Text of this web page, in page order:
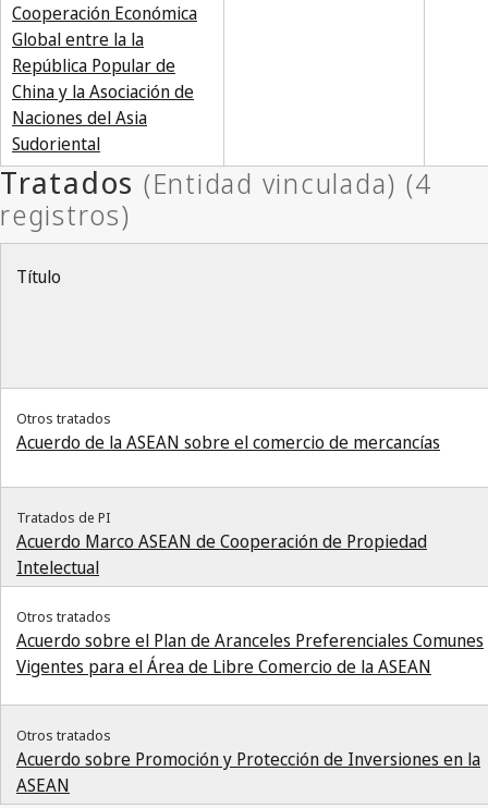
Cooperación Económica
Global entre la la
República Popular de
China y la Asociación de
Naciones del Asia
Sudoriental
Título
Otros tratados
Acuerdo de la ASEAN sobre el comercio de mercancías
Tratados de PI
Acuerdo Marco ASEAN de Cooperación de Propiedad
Intelectual
Otros tratados
Acuerdo sobre el Plan de Aranceles Preferenciales Comunes
Vigentes para el Área de Libre Comercio de la ASEAN
Otros tratados
Acuerdo sobre Promoción y Protección de Inversiones en la
ASEAN